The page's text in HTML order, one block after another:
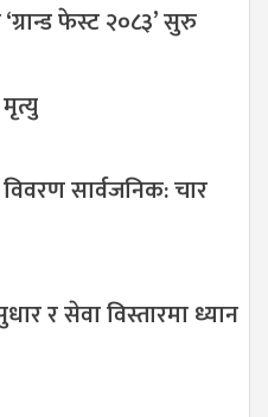
फेस्ट २०८३’ सुरु
सार्वजनिक: चार
र सेवा विस्तारमा ध्यान